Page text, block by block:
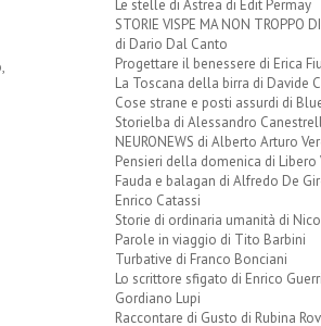
Le stelle di Astrea di Edit Permay
STORIE VISPE MA NON TROPPO
di Dario Dal Canto
Progettare il benessere di Erica
La Toscana della birra di Davide
Cose strane e posti assurdi di
Storielba di Alessandro
NEURONEWS di Alberto Arturo
Pensieri della domenica di Libero
Fauda e balagan di Alfredo De
Enrico Catassi
Storie di ordinaria umanità di
Parole in viaggio di Tito Barbini
Turbative di Franco Bonciani
Lo scrittore sfigato di Enrico
Gordiano Lupi
Raccontare di Gusto di Rubina